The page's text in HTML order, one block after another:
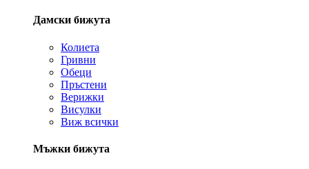
Дамски бижута
Колиета
Гривни
Обеци
Пръстени
Верижки
Висулки
Виж всички
Мъжки бижута